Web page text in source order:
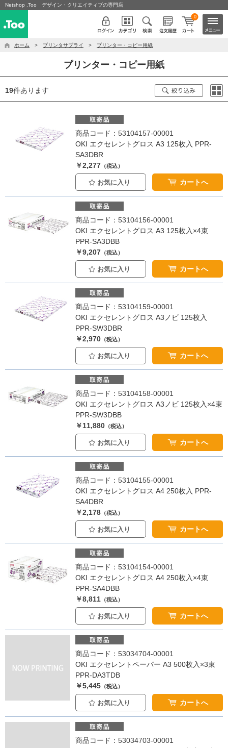
Netshop .Too デザイン・クリエイティブの専門店
0
ホーム > プリンタサプライ > プリンター・コピー用紙
プリンター・コピー用紙
19件あります
商品コード：53104157-00001
OKI エクセレントグロス A3 125枚入 PPR-
SA3DBR
￥2,277 （税込）
お気に入り カートへ
商品コード：53104156-00001
OKI エクセレントグロス A3 125枚入×4束
PPR-SA3DBB
￥9,207 （税込）
お気に入り カートへ
商品コード：53104159-00001
OKI エクセレントグロス A3ノビ 125枚入
PPR-SW3DBR
￥2,970 （税込）
お気に入り カートへ
商品コード：53104158-00001
OKI エクセレントグロス A3ノビ 125枚入×4束
PPR-SW3DBB
￥11,880 （税込）
お気に入り カートへ
商品コード：53104155-00001
OKI エクセレントグロス A4 250枚入 PPR-
SA4DBR
￥2,178 （税込）
お気に入り カートへ
商品コード：53104154-00001
OKI エクセレントグロス A4 250枚入×4束
PPR-SA4DBB
￥8,811 （税込）
お気に入り カートへ
商品コード：53034704-00001
OKI エクセレントペーパー A3 500枚入×3束
PPR-DA3TDB
￥5,445 （税込）
お気に入り カートへ
商品コード：53034703-00001